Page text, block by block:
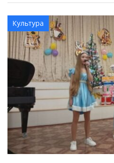
номінації естрадний вокал
Петрюченко). Солістка
«Веселка» Лапчевська
концертмейстер Сергій
Міжнародному
Культура